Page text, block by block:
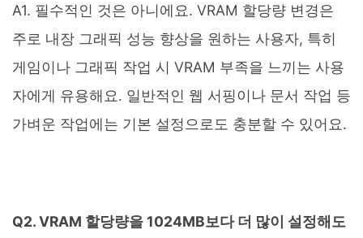
A1. 필수적인 것은 아니에요. VRAM 할당량 변경은
주로 내장 그래픽 성능 향상을 원하는 사용자, 특히
게임이나 그래픽 작업 시 VRAM 부족을 느끼는 사용
자에게 유용해요. 일반적인 웹 서핑이나 문서 작업 등
가벼운 작업에는 기본 설정으로도 충분할 수 있어요.
Q2. VRAM 할당량을 1024MB보다 더 많이 설정해도